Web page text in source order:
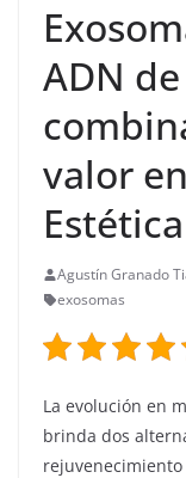
ADN
valor
Estética
Agustín Granado
exosomas
La evolución en
brinda dos